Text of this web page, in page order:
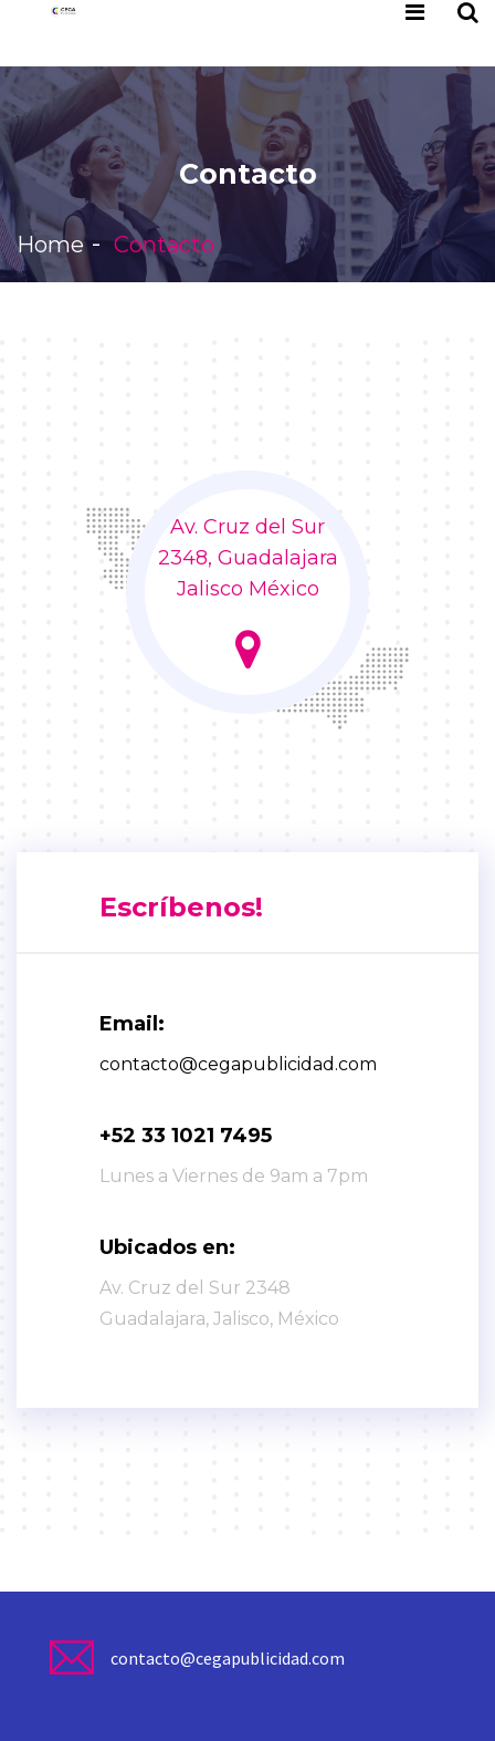
Contacto
Home Contacto
Av. Cruz del Sur
2348, Guadalajara
Jalisco México
Escríbenos!
Email:
contacto@cegapublicidad.com
+52 33 1021 7495
Lunes a Viernes de 9am a 7pm
Ubicados en:
Av. Cruz del Sur 2348
Guadalajara, Jalisco, México
contacto@cegapublicidad.com